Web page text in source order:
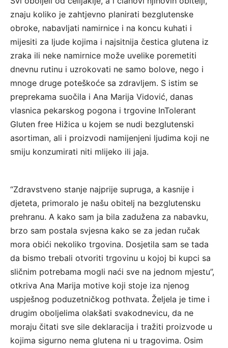
znaju koliko je zahtjevno planirati bezglutenske
obroke, nabavljati namirnice i na koncu kuhati i
mijesiti za ljude kojima i najsitnija čestica glutena iz
zraka ili neke namirnice može uvelike poremetiti
dnevnu rutinu i uzrokovati ne samo bolove, nego i
mnoge druge poteškoće sa zdravljem. S istim se
preprekama suočila i Ana Marija Vidović, danas
vlasnica pekarskog pogona i trgovine InTolerant
Gluten free Hižica u kojem se nudi bezglutenski
asortiman, ali i proizvodi namijenjeni ljudima koji ne
smiju konzumirati niti mlijeko ili jaja.
“Zdravstveno stanje najprije supruga, a kasnije i
djeteta, primoralo je našu obitelj na bezglutensku
prehranu. A kako sam ja bila zadužena za nabavku,
brzo sam postala svjesna kako se za jedan ručak
mora obići nekoliko trgovina. Dosjetila sam se tada
da bismo trebali otvoriti trgovinu u kojoj bi kupci sa
sličnim potrebama mogli naći sve na jednom mjestu”,
otkriva Ana Marija motive koji stoje iza njenog
uspješnog poduzetničkog pothvata. Željela je time i
drugim oboljelima olakšati svakodnevicu, da ne
moraju čitati sve sile deklaracija i tražiti proizvode u
kojima sigurno nema glutena ni u tragovima. Osim